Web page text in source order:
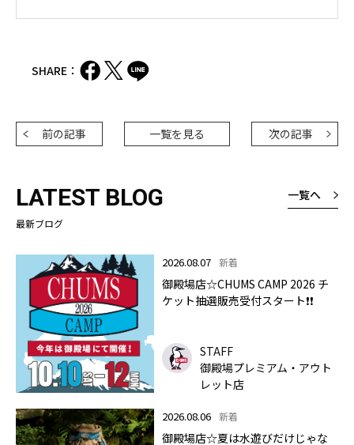
SHARE：
前の記事 一覧を見る 次の記事
LATEST BLOG
最新ブログ
一覧へ
2026.08.07 新着
御殿場店☆CHUMS CAMP 2026 チ
ケット抽選販売受付スタート❗❗
STAFF
御殿場プレミアム・アウト
レット店
2026.08.06 新着
御殿場店☆夏は水遊びだけじゃな